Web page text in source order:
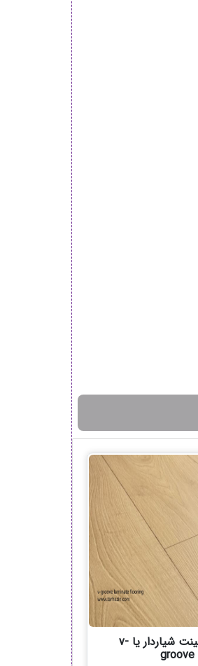
پارکت لمینت شیاردار یا v-
groove